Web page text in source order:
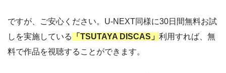
ですが、ご安心ください。U-NEXT同様に30日間無料お試
しを実施している
「TSUTAYA DISCAS」 利用すれば、無
料で作品を視聴することができます。